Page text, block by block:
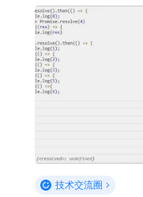
技术交流圈